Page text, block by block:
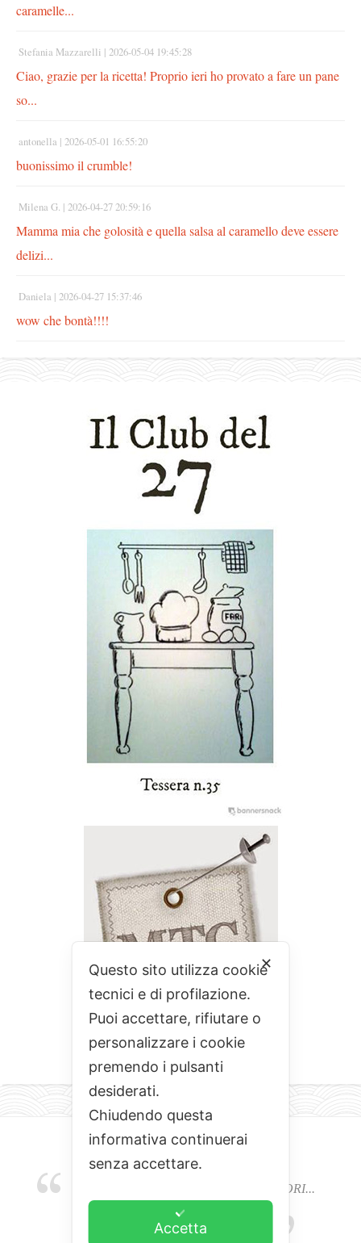
caramelle...
Stefania Mazzarelli | 2026-05-04 19:45:28
Ciao, grazie per la ricetta! Proprio ieri ho provato a fare un pane
so...
antonella | 2026-05-01 16:55:20
buonissimo il crumble!
Milena G. | 2026-04-27 20:59:16
Mamma mia che golosità e quella salsa al caramello deve essere
delizi...
Daniela | 2026-04-27 15:37:46
wow che bontà!!!!
EMOZIONI, COLORI, ODORI E SAPORI...
L'ALCHIMIA DEL BUON CIBO
✕
Questo sito utilizza cookie
tecnici e di profilazione.
Puoi accettare, rifiutare o
personalizzare i cookie
premendo i pulsanti
desiderati.
Chiudendo questa
informativa continuerai
senza accettare.
Accetta